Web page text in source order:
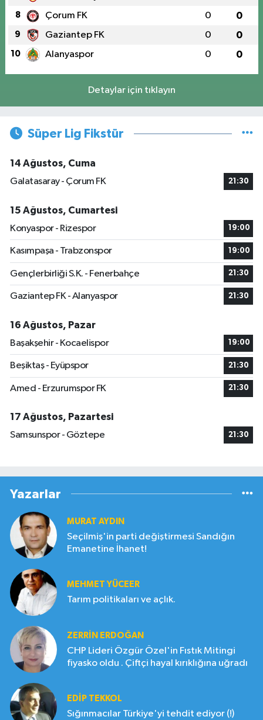
8 Çorum FK 0 0
9 Gaziantep FK 0 0
10 Alanyaspor 0 0
Detaylar için tıklayın
Süper Lig Fikstür
14 Ağustos, Cuma
Galatasaray - Çorum FK
21:30
15 Ağustos, Cumartesi
Konyaspor - Rizespor
19:00
Kasımpaşa - Trabzonspor 19:00
Gençlerbirliği S.K. - Fenerbahçe 21:30
Gaziantep FK - Alanyaspor 21:30
16 Ağustos, Pazar
Başakşehir - Kocaelispor
19:00
Beşiktaş - Eyüpspor 21:30
Amed - Erzurumspor FK 21:30
17 Ağustos, Pazartesi
Samsunspor - Göztepe
21:30
Yazarlar
MURAT AYDIN
Seçilmiş'in parti değiştirmesi Sandığın
Emanetine İhanet!
MEHMET YÜCEER
Tarım politikaları ve açlık.
ZERRIN ERDOĞAN
CHP Lideri Özgür Özel'in Fıstık Mitingi
fiyasko oldu . Çiftçi hayal kırıklığına uğradı
EDIP TEKKOL
Sığınmacılar Türkiye'yi tehdit ediyor (!)